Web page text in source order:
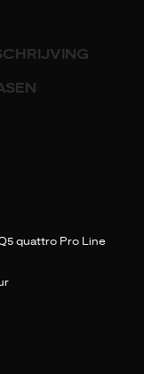
quattro Pro Line